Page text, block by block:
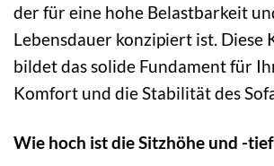
der für eine hohe Belastbarkeit
Lebensdauer konzipiert ist. Diese
bildet das solide Fundament für
Komfort und die Stabilität des
Wie hoch ist die Sitzhöhe und -